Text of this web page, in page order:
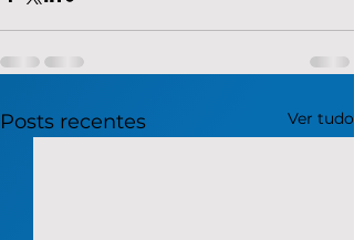
Posts recentes Ver tudo